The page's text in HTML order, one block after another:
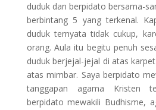
duduk dan berpidato bersama-
berbintang 5 yang terkenal.
duduk ternyata tidak cukup,
orang. Aula itu begitu penuh
duduk berjejal-jejal di atas
atas mimbar. Saya berpidato
tanggapan agama Kristen
berpidato mewakili Budhisme,